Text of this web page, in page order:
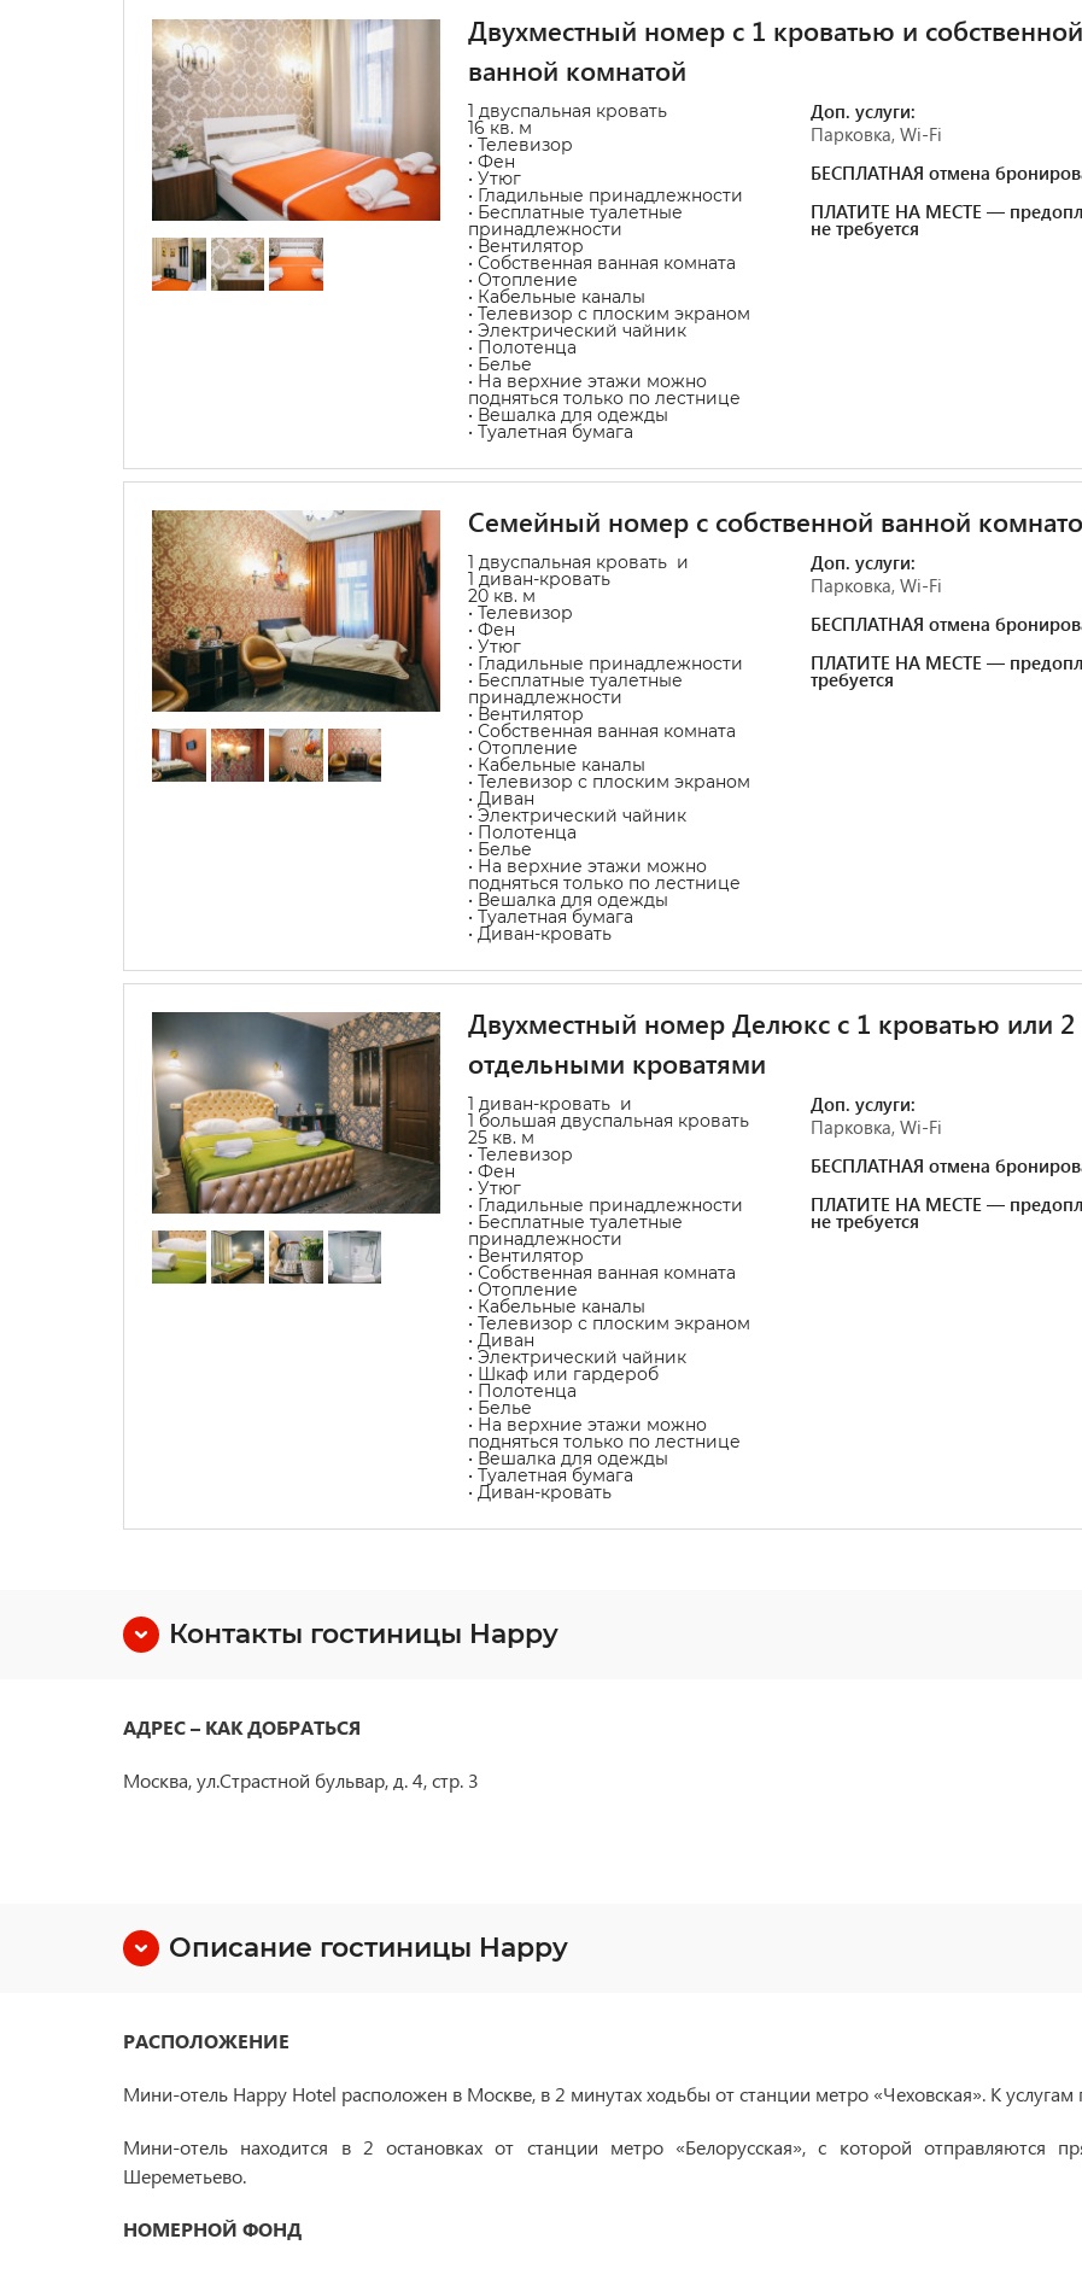
Двухместный номер с 1 кроватью и собственной
ванной комнатой
1 двуспальная кровать
16 кв. м
• Телевизор
• Фен
• Утюг
• Гладильные принадлежности
• Бесплатные туалетные
принадлежности
• Вентилятор
• Собственная ванная комната
• Отопление
• Кабельные каналы
• Телевизор с плоским экраном
• Электрический чайник
• Полотенца
• Белье
• На верхние этажи можно
подняться только по лестнице
• Вешалка для одежды
• Туалетная бумага
Доп. услуги:
Парковка, Wi-Fi
БЕСПЛАТНАЯ отмена
ПЛАТИТЕ НА МЕСТЕ —
не требуется
Семейный номер с собственной ванной
1 двуспальная кровать и
1 диван-кровать
20 кв. м
• Телевизор
• Фен
• Утюг
• Гладильные принадлежности
• Бесплатные туалетные
принадлежности
• Вентилятор
• Собственная ванная комната
• Отопление
• Кабельные каналы
• Телевизор с плоским экраном
• Диван
• Электрический чайник
• Полотенца
• Белье
• На верхние этажи можно
подняться только по лестнице
• Вешалка для одежды
• Туалетная бумага
• Диван-кровать
Доп. услуги:
Парковка, Wi-Fi
БЕСПЛАТНАЯ отмена
ПЛАТИТЕ НА МЕСТЕ —
требуется
Двухместный номер Делюкс с 1 кроватью или 2
отдельными кроватями
1 диван-кровать и
1 большая двуспальная кровать
25 кв. м
• Телевизор
• Фен
• Утюг
• Гладильные принадлежности
• Бесплатные туалетные
принадлежности
• Вентилятор
• Собственная ванная комната
• Отопление
• Кабельные каналы
• Телевизор с плоским экраном
• Диван
• Электрический чайник
• Шкаф или гардероб
• Полотенца
• Белье
• На верхние этажи можно
подняться только по лестнице
• Вешалка для одежды
• Туалетная бумага
• Диван-кровать
Доп. услуги:
Парковка, Wi-Fi
БЕСПЛАТНАЯ отмена
ПЛАТИТЕ НА МЕСТЕ —
не требуется
Контакты гостиницы Happy
АДРЕС – КАК ДОБРАТЬСЯ
Москва, ул.Страстной бульвар, д. 4, стр. 3
Описание гостиницы Happy
РАСПОЛОЖЕНИЕ
Мини-отель Happy Hotel расположен в Москве, в 2 минутах ходьбы от станции метро «Чеховская». К услугам
Мини-отель находится в 2 остановках от станции метро «Белорусская», с которой отправляются
Шереметьево.
НОМЕРНОЙ ФОНД